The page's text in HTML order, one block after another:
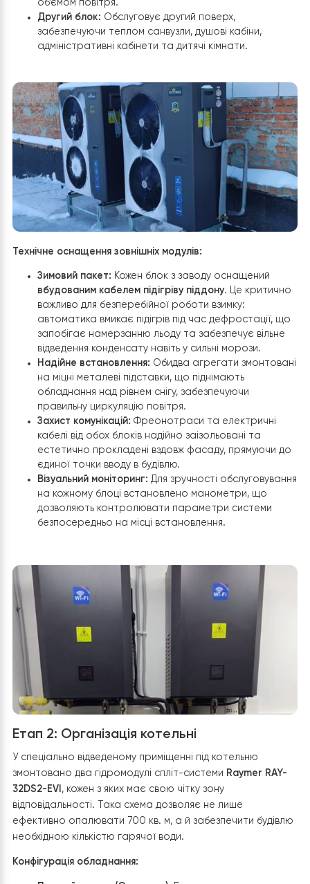
системами Raymer RAY-32DS2-EVI
схожість, кожен блок працює на свій окремий сегмент
будівлі, що гарантує стабільність та адресну подачу
Розподіл навантаження:
Перший блок:Повністю виділений для обігріву
великої зали на першому поверсі. Його
достатньо, щоб підтримувати комфортну
температуру у просторому приміщенні з
об’ємом повітря.
Другий блок: Обслуговує другий поверх,
забезпечуючи теплом санвузли, душові кабіни,
адміністративні кабінети та дитячі кімнати.
Технічне оснащення зовнішніх модулів:
Зимовий пакет:Кожен блок з заводу оснащений
вбудованим кабелем підігріву піддону . Це
важливо для безперебійної роботи взимку:
відведення конденсату навіть у сильні морози.
Надійне встановлення:
Обидва агрегати
на міцні металеві підставки, що піднімають
обладнання над рівнем снігу, забезпечуючи
правильну циркуляцію повітря.
Захист комунікацій: Фреонотраси та електричні
кабелі від обох блоків надійно заізольовані та
естетично прокладені вздовж фасаду, прямуючи
єдиної точки вводу в будівлю.
Візуальний моніторинг:Для зручності
на кожному блоці встановлено манометри, що
дозволяють контролювати параметри системи
безпосередньо на місці встановлення.